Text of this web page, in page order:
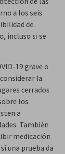
a los seis
de
incluso si se
19 grave o
la
cerrados
los
a
También
medicación
una prueba da